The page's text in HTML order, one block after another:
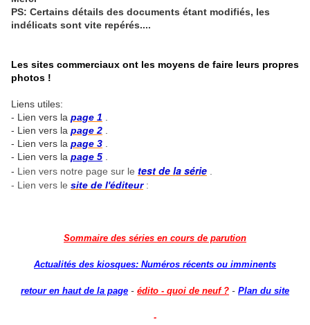
PS: Certains détails des documents étant modifiés, les
indélicats sont vite repérés....
Les sites commerciaux ont les moyens de faire leurs propres
photos !
Liens utiles:
- Lien vers la page 1
- Lien vers la page 2
- Lien vers la page 3
- Lien vers la page 5
- Lien vers notre page sur le test de la série
- Lien vers le site de l'éditeur:
Sommaire des séries en cours de parution
Actualités des kiosques: Numéros récents ou imminents
retour en haut de la page - édito - quoi de neuf ? - Plan du site
-